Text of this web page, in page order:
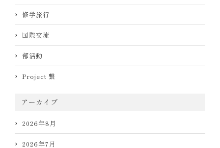
修学旅行
国際交流
部活動
Project 繋
アーカイブ
2026年8月
2026年7月